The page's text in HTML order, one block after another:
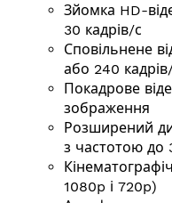
Зйомка HD-
30 кадрів/с
Сповільнене
або 240
Покадрове
зображення
Розширений
з частотою до
1080p і 720p)